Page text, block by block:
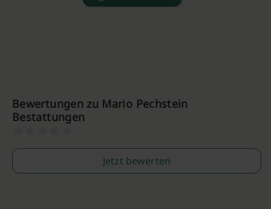
Bewertungen zu Mario Pechstein
Bestattungen
Jetzt bewerten